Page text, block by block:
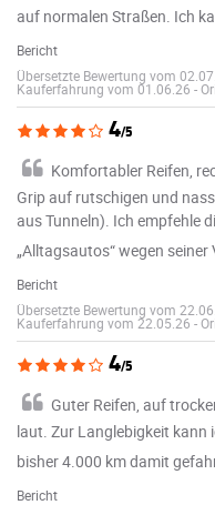
auf normalen Straßen. Ich
Bericht
Übersetzte Bewertung vom
Kauferfahrung vom 01.06.26 -
4/5
Komfortabler Reifen,
Grip auf rutschigen und
aus Tunneln). Ich empfehle
„Alltagsautos“ wegen
Bericht
Übersetzte Bewertung vom
Kauferfahrung vom 22.05.26 -
4/5
Guter Reifen, auf
laut. Zur Langlebigkeit kann
bisher 4.000 km damit
Bericht